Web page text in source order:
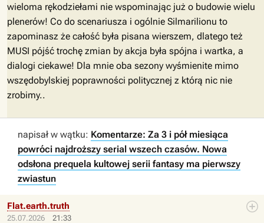
wieloma rękodziełami nie wspominając już o budowie wielu
plenerów! Co do scenariusza i ogólnie Silmarilionu to
zapominasz że całość była pisana wierszem, dlatego też
MUSI pójść trochę zmian by akcja była spójna i wartka, a
dialogi ciekawe! Dla mnie oba sezony wyśmienite mimo
wszędobylskiej poprawności politycznej z którą nic nie
zrobimy..
napisał w wątku: Komentarze: Za 3 i pół miesiąca
powróci najdroższy serial wszech czasów. Nowa
odsłona prequela kultowej serii fantasy ma pierwszy
zwiastun
25.07.2026 21:33
Flat.earth.truth